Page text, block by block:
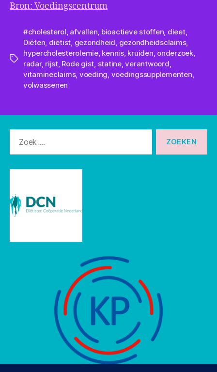
Bron: Voedingscentrum
Tags
#cholesterol, afvallen, bioactieve stoffen, dieet,
Diëten, diëtist, gezondheid, gezondheidsclaims,
hypercholesterolemie, kennis, kruiden, onderzoek,
radar, rijst, Rode gist, statine,verantwoord,
vitamineclaims, voeding, voedingssupplementen,
volwassenen
naar: